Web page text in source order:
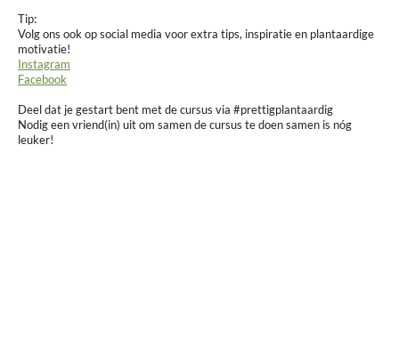
Tip:
Volg ons ook op social media voor extra tips, inspiratie en plantaardige
motivatie!
Instagram
Facebook
Deel dat je gestart bent met de cursus via #prettigplantaardig
Nodig een vriend(in) uit om samen de cursus te doen samen is nóg
leuker!